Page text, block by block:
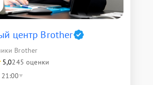
центр Brother
Brother
5,0245 оценки